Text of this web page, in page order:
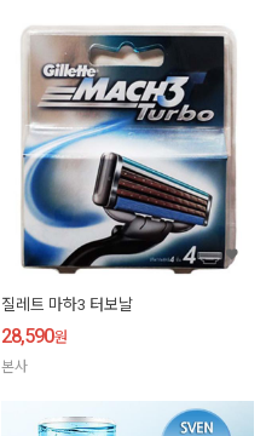
질레트 마하3 터보날
28,590원
본사